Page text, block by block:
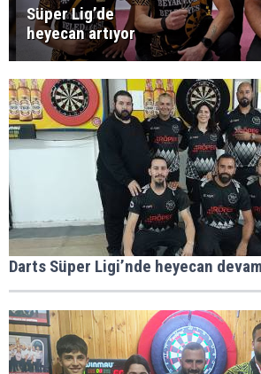
Süper Lig’de
heyecan artıyor
Darts Süper Ligi’nde heyecan